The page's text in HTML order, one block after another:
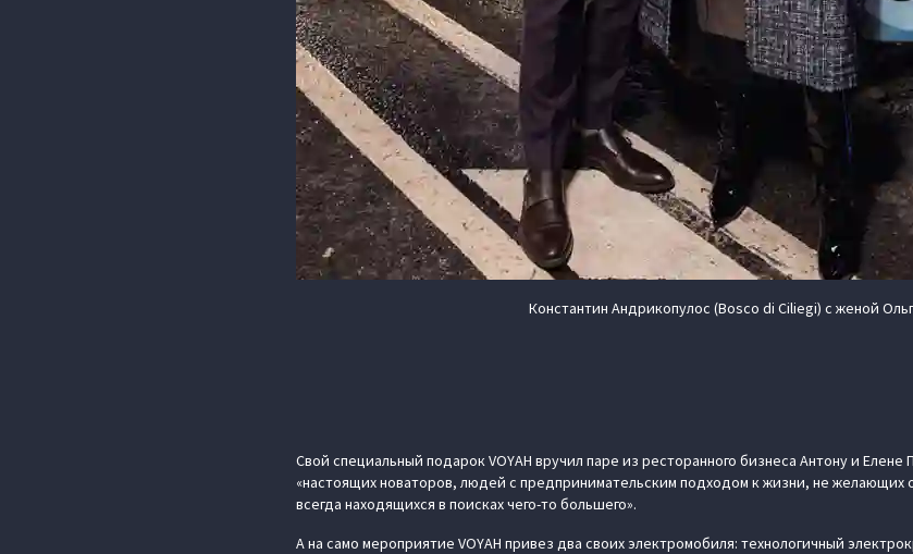
Константин Андрикопулос (Bosco di Ciliegi) с женой
Свой специальный подарок VOYAH вручил паре из ресторанного бизнеса Антону и
«настоящих новаторов, людей с предпринимательским подходом к жизни, не желающих
всегда находящихся в поисках чего-то большего».
А на само мероприятие VOYAH привез два своих электромобиля: технологичный